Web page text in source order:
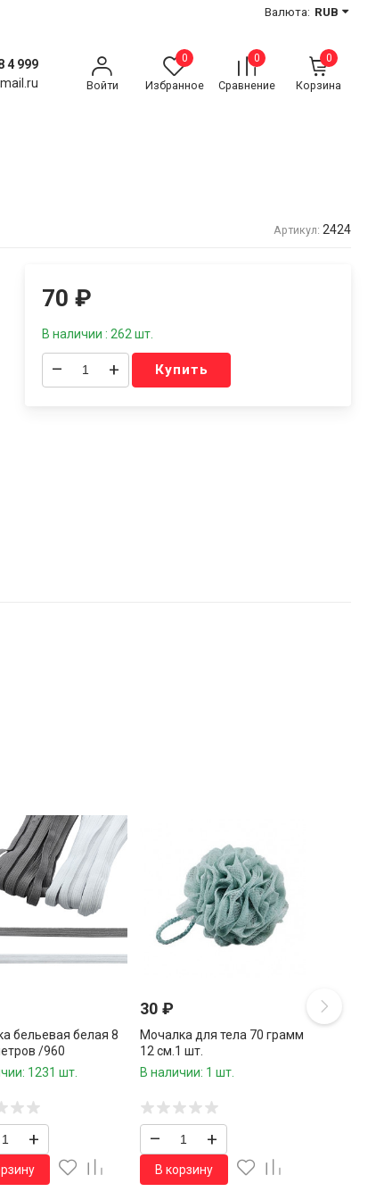
Валюта: RUB
4 999
Войти
0
Избранное
0
Сравнение
0
Корзина
Артикул: 2424
70₽
В наличии : 262 шт.
– + Купить
бельевая белая 8
/960
1231 шт.
+
30 ₽
Мочалка для тела 70 грамм
12 см.1 шт.
В наличии: 1 шт.
– +
В корзину